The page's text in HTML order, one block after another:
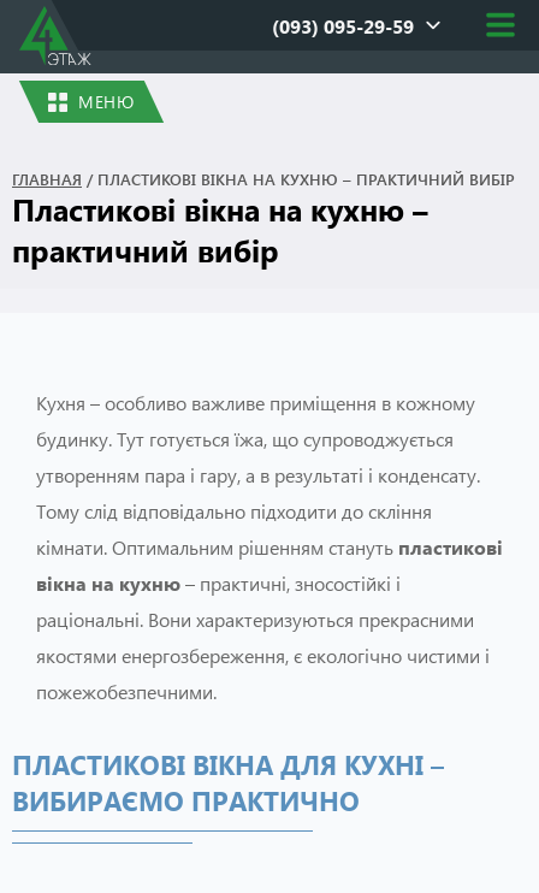
(093) 095-29-59
МЕНЮ
ГЛАВНАЯ / ПЛАСТИКОВІ ВІКНА НА КУХНЮ – ПРАКТИЧНИЙ ВИБІР
Пластикові вікна на кухню –
практичний вибір
Кухня – особливо важливе приміщення в кожному
будинку. Тут готується їжа, що супроводжується
утворенням пара і гару, а в результаті і конденсату.
Тому слід відповідально підходити до скління
кімнати. Оптимальним рішенням стануть пластикові
вікна на кухню– практичні, зносостійкі і
раціональні. Вони характеризуються прекрасними
якостями енергозбереження, є екологічно чистими і
пожежобезпечними.
ПЛАСТИКОВІ ВІКНА ДЛЯ КУХНІ –
ВИБИРАЄМО ПРАКТИЧНО